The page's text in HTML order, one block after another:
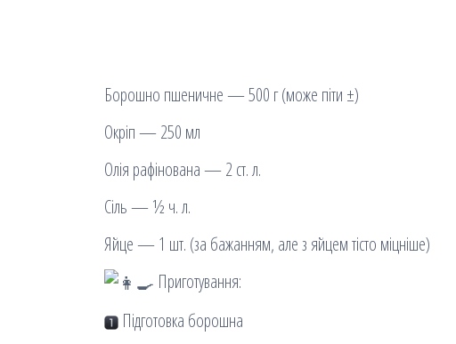
Борошно пшеничне — 500 г (може піти ±)
Окріп — 250 мл
Олія рафінована — 2 ст. л.
Сіль — ½ ч. л.
Яйце — 1 шт. (за бажанням, але з яйцем тісто міцніше)
Приготування:
Підготовка борошна